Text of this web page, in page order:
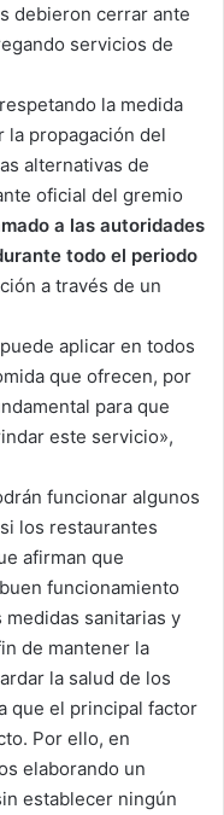
debieron cerrar ante
servicios de
la medida
la propagación del
alternativas de
oficial del gremio
a las autoridades
todo el periodo
a través de un
aplicar en todos
que ofrecen, por
para que
este servicio»,
funcionar algunos
los restaurantes
afirman que
funcionamiento
sanitarias y
de mantener la
la salud de los
que el principal factor
Por ello, en
elaborando un
establecer ningún